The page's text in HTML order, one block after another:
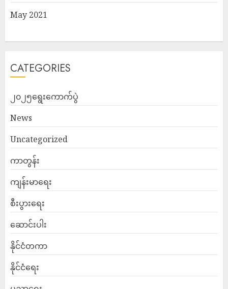
May 2021
CATEGORIES
၂၀၂၅ရွေးကောက်ပွဲ
News
Uncategorized
ကာတွန်း
ကျန်းမာရေး
စီးပွားရေး
ဆောင်းပါး
နိုင်ငံတကာ
နိုင်ငံရေး